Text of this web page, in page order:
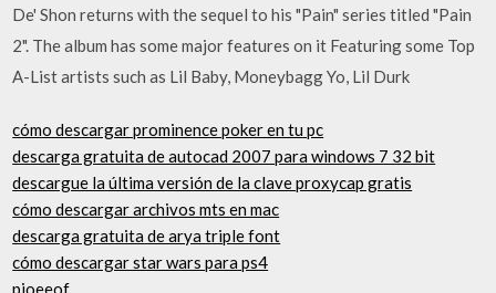
De' Shon returns with the sequel to his "Pain" series titled "Pain
2". The album has some major features on it Featuring some Top
A-List artists such as Lil Baby, Moneybagg Yo, Lil Durk
cómo descargar prominence poker en tu pc
descarga gratuita de autocad 2007 para windows 7 32 bit
descargue la última versión de la clave proxycap gratis
cómo descargar archivos mts en mac
descarga gratuita de arya triple font
cómo descargar star wars para ps4
pjoeeof